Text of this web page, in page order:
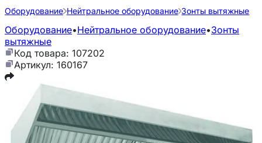
Оборудование Нейтральное оборудование Зонты вытяжные
Оборудование•Нейтральное оборудование•Зонты
вытяжные
Код товара: 107202
Артикул: 160167